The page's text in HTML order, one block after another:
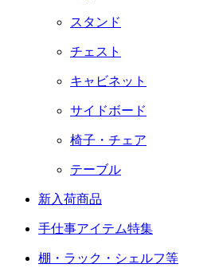
スタンド
チェスト
キャビネット
サイドボード
椅子・チェア
テーブル
新入荷商品
手仕事アイテム特集
棚・ラック・シェルフ等